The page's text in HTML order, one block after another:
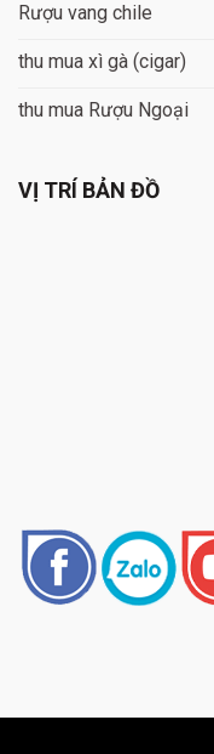
Rượu vang chile
thu mua xì gà (cigar)
thu mua Rượu Ngoại
VỊ TRÍ BẢN ĐỒ